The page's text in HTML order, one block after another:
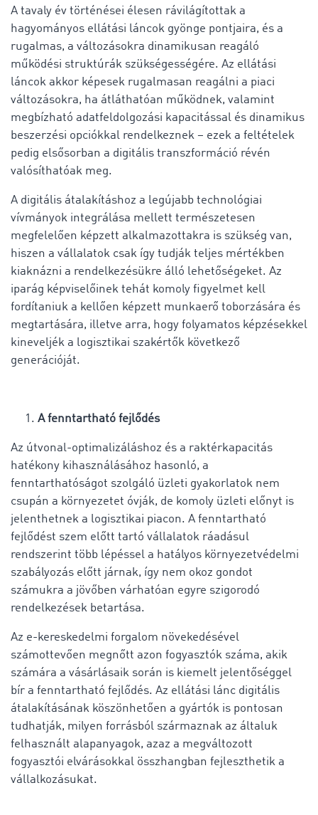
A tavaly év történései élesen rávilágítottak a
hagyományos ellátási láncok gyönge pontjaira, és a
rugalmas, a változásokra dinamikusan reagáló
működési struktúrák szükségességére. Az ellátási
láncok akkor képesek rugalmasan reagálni a piaci
változásokra, ha átláthatóan működnek, valamint
megbízható adatfeldolgozási kapacitással és dinamikus
beszerzési opciókkal rendelkeznek – ezek a feltételek
pedig elsősorban a digitális transzformáció révén
valósíthatóak meg.
A digitális átalakításhoz a legújabb technológiai
vívmányok integrálása mellett természetesen
megfelelően képzett alkalmazottakra is szükség van,
hiszen a vállalatok csak így tudják teljes mértékben
kiaknázni a rendelkezésükre álló lehetőségeket. Az
iparág képviselőinek tehát komoly figyelmet kell
fordítaniuk a kellően képzett munkaerő toborzására és
megtartására, illetve arra, hogy folyamatos képzésekkel
kineveljék a logisztikai szakértők következő
generációját.
A fenntartható fejlődés
Az útvonal-optimalizáláshoz és a raktérkapacitás
hatékony kihasználásához hasonló, a
fenntarthatóságot szolgáló üzleti gyakorlatok nem
csupán a környezetet óvják, de komoly üzleti előnyt is
jelenthetnek a logisztikai piacon. A fenntartható
fejlődést szem előtt tartó vállalatok ráadásul
rendszerint több lépéssel a hatályos környezetvédelmi
szabályozás előtt járnak, így nem okoz gondot
számukra a jövőben várhatóan egyre szigorodó
rendelkezések betartása.
Az e-kereskedelmi forgalom növekedésével
számottevően megnőtt azon fogyasztók száma, akik
számára a vásárlásaik során is kiemelt jelentőséggel
bír a fenntartható fejlődés. Az ellátási lánc digitális
átalakításának köszönhetően a gyártók is pontosan
tudhatják, milyen forrásból származnak az általuk
felhasznált alapanyagok, azaz a megváltozott
fogyasztói elvárásokkal összhangban fejleszthetik a
vállalkozásukat.